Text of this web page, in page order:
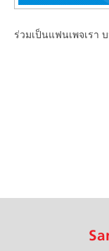
ร่วมเป็นแฟนเพจเรา